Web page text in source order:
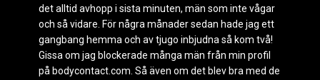
det alltid avhopp i sista minuten, män som inte vågar
och så vidare. För några månader sedan hade jag ett
gangbang hemma och av tjugo inbjudna så kom två!
Gissa om jag blockerade många män från min profil
på bodycontact.com. Så även om det blev bra med de